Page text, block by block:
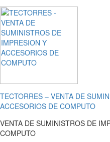
TECTORRES – VENTA DE
ACCESORIOS DE COMPUTO
VENTA DE SUMINISTROS DE
COMPUTO